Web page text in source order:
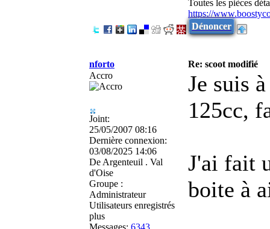
Toutes les pièces
https://
Dénoncer
nforto
Re: scoot modifié
Accro
Joint:
25/05/2007 08:16
Dernière connexion:
03/08/2025 14:06
De Argenteuil . Val
d'Oise
Groupe :
Administrateur
Utilisateurs enregistrés
plus
Messages: 6343
Je suis
125cc,
J'ai fait
boite à